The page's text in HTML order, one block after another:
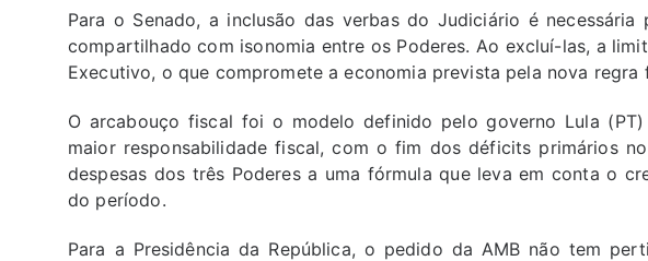
Para o Senado, a inclusão das verbas do Judiciário é
compartilhado com isonomia entre os Poderes. Ao excluí-las, a
Executivo, o que compromete a economia prevista pela nova regra
O arcabouço fiscal foi o modelo definido pelo governo Lula
maior responsabilidade fiscal, com o fim dos déficits primários
despesas dos três Poderes a uma fórmula que leva em conta o
do período.
Para a Presidência da República, o pedido da AMB não tem